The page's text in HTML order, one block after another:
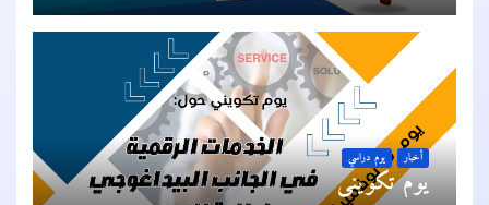
أخبار يوم دراسي
يوم تكويني